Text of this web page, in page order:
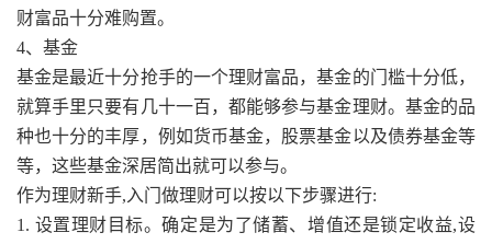
财富品十分难购置。
4、基金
基金是最近十分抢手的一个理财富品，基金的门槛十分低，
就算手里只要有几十一百，都能够参与基金理财。基金的品
种也十分的丰厚，例如货币基金，股票基金以及债券基金等
等，这些基金深居简出就可以参与。
作为理财新手,入门做理财可以按以下步骤进行:
1. 设置理财目标。确定是为了储蓄、增值还是锁定收益,设